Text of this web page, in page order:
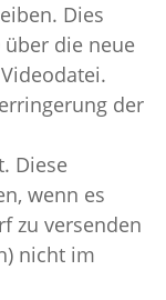
Dies
über die neue
der
Diese
wenn es
zu versenden
nicht im